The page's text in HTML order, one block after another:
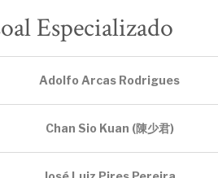
Especializado
Adolfo Arcas Rodrigues
Chan Sio Kuan (陳少君)